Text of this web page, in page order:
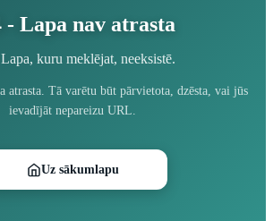
- Lapa nav atrasta
kuru meklējat, neeksistē.
atrasta. Tā varētu būt pārvietota, dzēsta, vai jūs
ievadījāt nepareizu URL.
Uz sākumlapu